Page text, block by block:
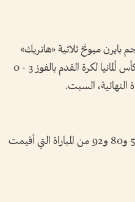
بايرن ميونخ ثلاثية «هاتريك»
ليهدي فريقه لقب النسخة 83 من كأس ألمانيا لكرة القدم بالفوز 3 - 0
النهائية، السبت.
أحرز هاري كين الثلاثية في الدقائق 55 و80 و92 من المباراة التي أقيمت